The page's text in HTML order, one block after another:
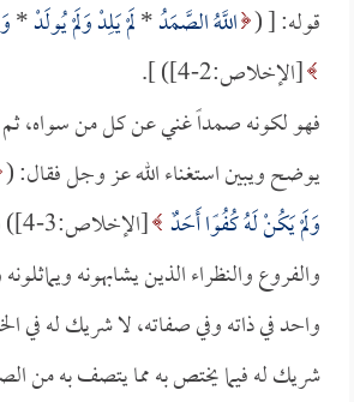
قوله: [ ( اللَّهُ الصَّمَدُ*لَمْ يَلِدْ وَلَمْ يُولَدْ*
[الإخلاص:2-4]) ].
فهو لكونه صمداً غني عن كل من سواه،
يوضح ويبين استغناء الله عز وجل فقال: (
وَلَمْ يَكُنْ لَهُ كُفُوًا أَحَدٌ
والفروع والنظراء الذين يشابهونه
واحد في ذاته وفي صفاته، لا شريك له في
شريك له فيما يختص به مما يتصف به من